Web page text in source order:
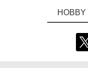
HOBBY